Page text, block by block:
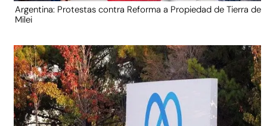
Argentina: Protestas contra Reforma a Propiedad de Tierra de
Milei